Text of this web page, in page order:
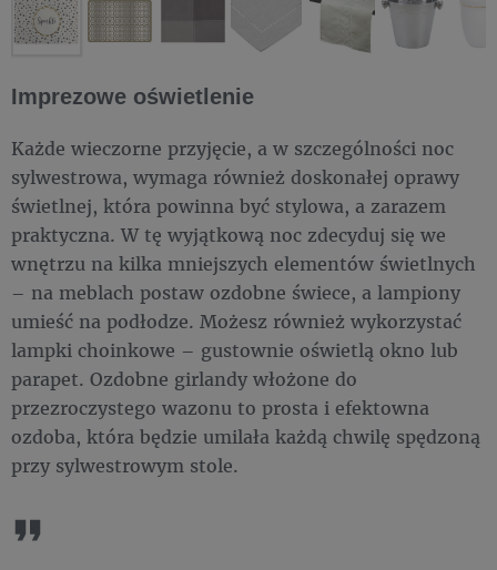
Imprezowe oświetlenie
Każde wieczorne przyjęcie, a w szczególności noc
sylwestrowa, wymaga również doskonałej oprawy
świetlnej, która powinna być stylowa, a zarazem
praktyczna. W tę wyjątkową noc zdecyduj się we
wnętrzu na kilka mniejszych elementów świetlnych
– na meblach postaw ozdobne świece, a lampiony
umieść na podłodze. Możesz również wykorzystać
lampki choinkowe – gustownie oświetlą okno lub
parapet. Ozdobne girlandy włożone do
przezroczystego wazonu to prosta i efektowna
ozdoba, która będzie umilała każdą chwilę spędzoną
przy sylwestrowym stole.